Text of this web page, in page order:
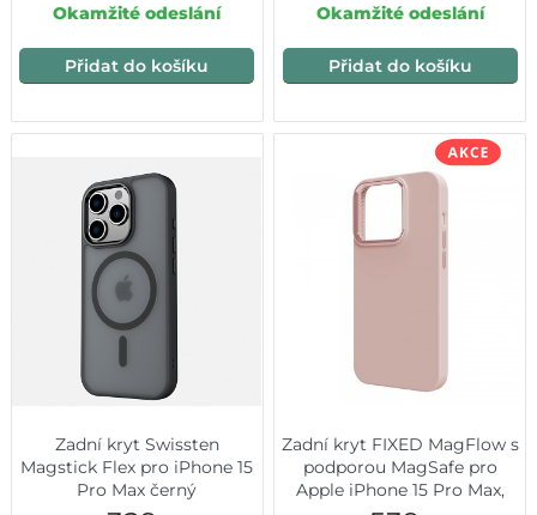
Okamžité odeslání
Přidat do košíku
Okamžité odeslání
Přidat do košíku
Zadní kryt Swissten
Magstick Flex pro iPhone 15
Pro Max černý
Zadní kryt FIXED MagFlow s
podporou MagSafe pro
Apple iPhone 15 Pro Max,